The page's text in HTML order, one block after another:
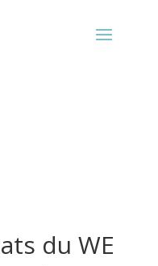
du WE